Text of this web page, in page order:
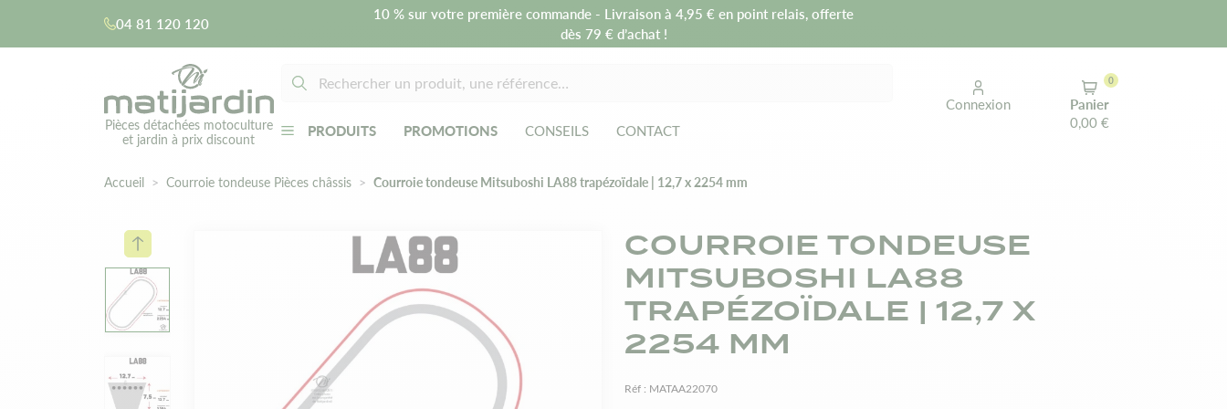
04 81 120 120
10 % sur votre première commande - Livraison à 4,95 € en point relais, offerte
dès 79 € d’achat !
Pièces détachées motoculture
et jardin à prix discount
PRODUITS PROMOTIONS CONSEILS CONTACT
Connexion
Panier
0,00 €
0
Accueil Courroie tondeuse Pièces châssis Courroie tondeuse Mitsuboshi LA88 trapézoïdale | 12,7 x 2254 mm
COURROIE TONDEUSE
MITSUBOSHI LA88
TRAPÉZOÏDALE | 12,7 X
2254 MM
Réf : MATAA22070